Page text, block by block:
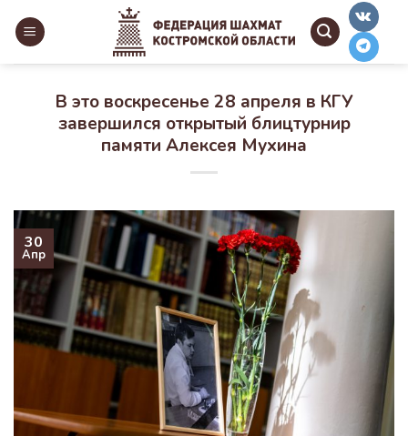
В это воскресенье 28 апреля в КГУ
завершился открытый блицтурнир
памяти Алексея Мухина
30
Апр